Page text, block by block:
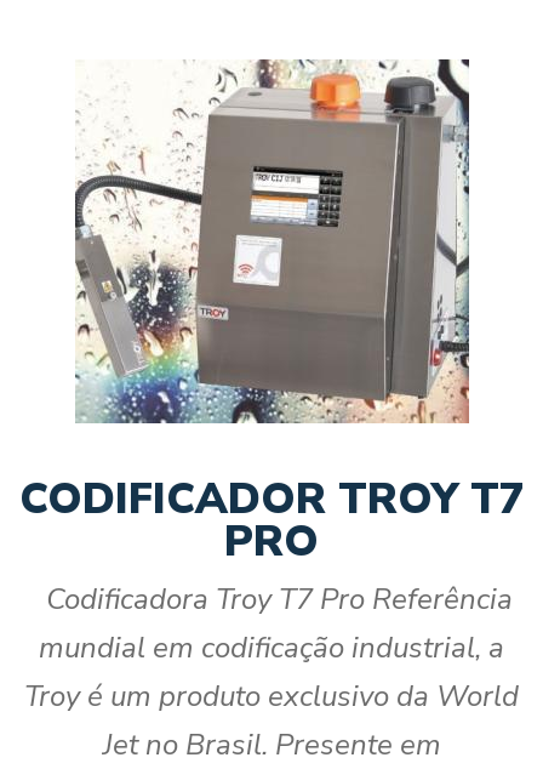
CODIFICADOR TROY T7
PRO
Codificadora Troy T7 Pro Referência
mundial em codificação industrial, a
Troy é um produto exclusivo da World
Jet no Brasil. Presente em